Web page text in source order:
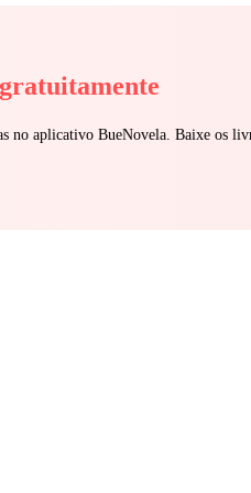
no aplicativo BueNovela. Baixe os